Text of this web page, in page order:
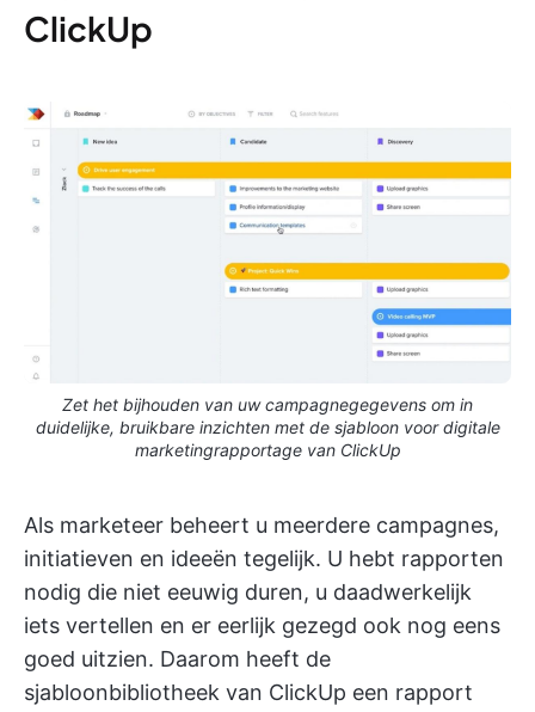
ClickUp
Zet het bijhouden van uw campagnegegevens om in
duidelijke, bruikbare inzichten met de sjabloon voor digitale
marketingrapportage van ClickUp
Als marketeer beheert u meerdere campagnes,
initiatieven en ideeën tegelijk. U hebt rapporten
nodig die niet eeuwig duren, u daadwerkelijk
iets vertellen en er eerlijk gezegd ook nog eens
goed uitzien. Daarom heeft de
sjabloonbibliotheek van ClickUp een rapport